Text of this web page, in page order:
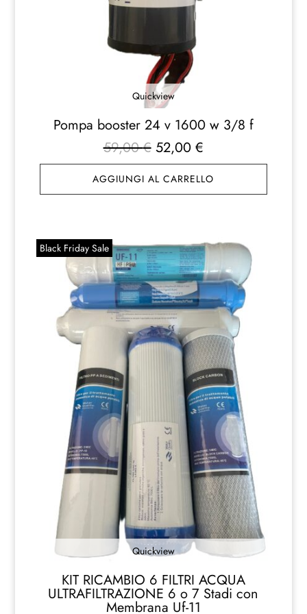
Quickview
Pompa booster 24 v 1600 w 3/8 f
59,00€ Il
prezzo
originale
era:
52,00 €Il
prezzo
attuale
è:
AGGIUNGI AL CARRELLO
Black Friday Sale
Quickview
KIT RICAMBIO 6 FILTRI ACQUA
ULTRAFILTRAZIONE 6 o 7 Stadi con
Membrana Uf-11